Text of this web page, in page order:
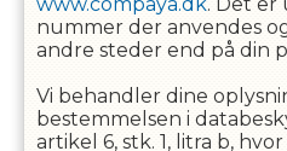
nummer der anvendes
andre steder end på din
Vi behandler dine
bestemmelsen i
artikel 6, stk. 1, litra b,